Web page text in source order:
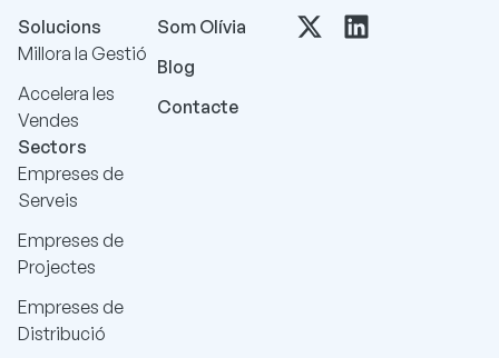
Solucions
Millora la Gestió
Accelera les
Vendes
Sectors
Empreses de
Serveis
Empreses de
Projectes
Empreses de
Distribució
Som Olívia
Blog
Contacte